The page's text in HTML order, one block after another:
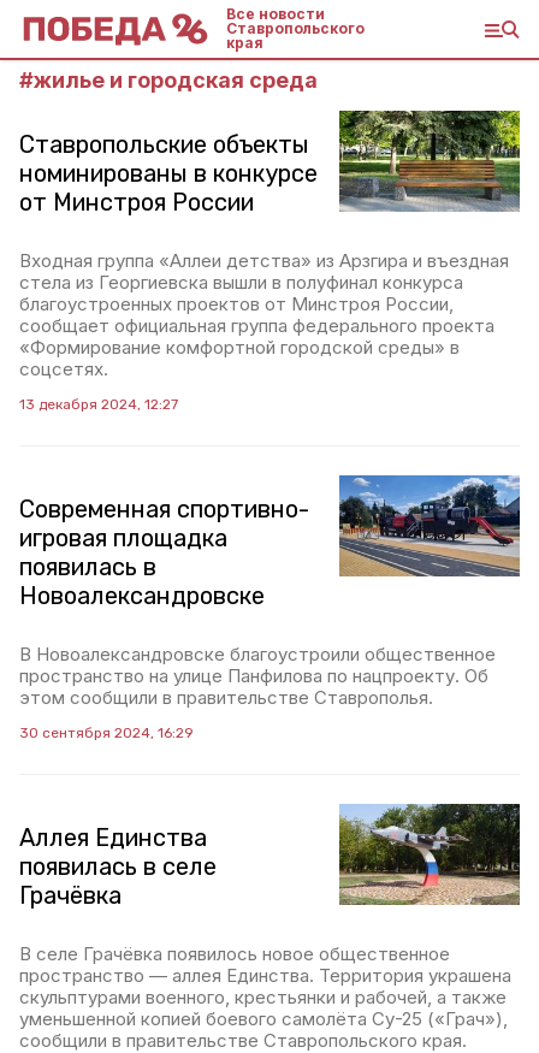
Все новости
Ставропольского
края
#жилье и городская среда
Ставропольские объекты
номинированы в конкурсе
от Минстроя России
Входная группа «Аллеи детства» из Арзгира и въездная
стела из Георгиевска вышли в полуфинал конкурса
благоустроенных проектов от Минстроя России,
сообщает официальная группа федерального проекта
«Формирование комфортной городской среды» в
соцсетях.
13 декабря 2024, 12:27
Современная спортивно-
игровая площадка
появилась в
Новоалександровске
В Новоалександровске благоустроили общественное
пространство на улице Панфилова по нацпроекту. Об
этом сообщили в правительстве Ставрополья.
30 сентября 2024, 16:29
Аллея Единства
появилась в селе
Грачёвка
В селе Грачёвка появилось новое общественное
пространство — аллея Единства. Территория украшена
скульптурами военного, крестьянки и рабочей, а также
уменьшенной копией боевого самолёта Су-25 («Грач»),
сообщили в правительстве Ставропольского края.